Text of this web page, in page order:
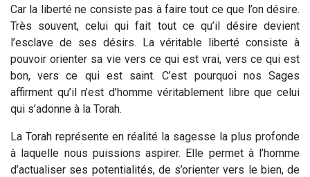
Car la liberté ne consiste pas à faire tout ce que l’on désire.
Très souvent, celui qui fait tout ce qu’il désire devient
l’esclave de ses désirs. La véritable liberté consiste à
pouvoir orienter sa vie vers ce qui est vrai, vers ce qui est
bon, vers ce qui est saint. C’est pourquoi nos Sages
affirment qu’il n’est d’homme véritablement libre que celui
qui s’adonne à la Torah.
La Torah représente en réalité la sagesse la plus profonde
à laquelle nous puissions aspirer. Elle permet à l’homme
d’actualiser ses potentialités, de s’orienter vers le bien, de